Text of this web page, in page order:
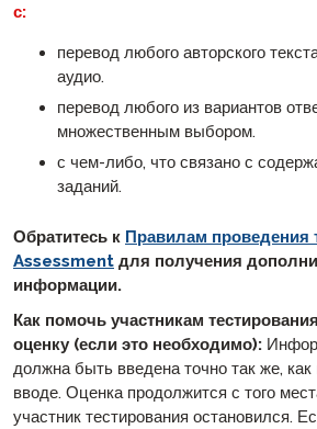
с:
перевод любого авторского
аудио.
перевод любого из вариантов
множественным выбором.
с чем-либо, что связано с
заданий.
Обратитесь к Правилам проведения
Assessment для получения
информации.
Как помочь участникам
оценку (если это необходимо):
должна быть введена точно так же,
вводе. Оценка продолжится с того
участник тестирования остановился.